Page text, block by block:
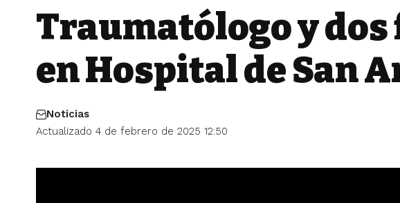
Traumatólogo y
en Hospital de San
Actualizado 4 de febrero de 2025 12:50
Noticias